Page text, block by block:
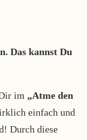
Das kannst Du
im „Atme den
einfach und
Durch diese